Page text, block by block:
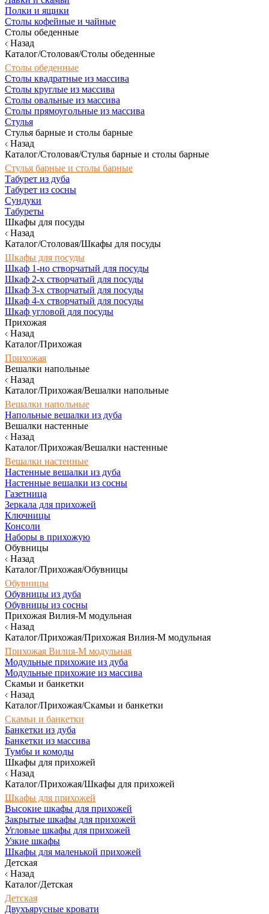
Полки и ящики
Столы кофейные и чайные
Столы обеденные
Назад
Каталог/Столовая/Столы обеденные
Столы обеденные
Столы квадратные из массива
Столы круглые из массива
Столы овальные из массива
Столы прямоугольные из массива
Стулья
Стулья барные и столы барные
Назад
Каталог/Столовая/Стулья барные и столы барные
Стулья барные и столы барные
Табурет из дуба
Табурет из сосны
Сундуки
Табуреты
Шкафы для посуды
Назад
Каталог/Столовая/Шкафы для посуды
Шкафы для посуды
Шкаф 1-но створчатый для посуды
Шкаф 2-х створчатый для посуды
Шкаф 3-х створчатый для посуды
Шкаф 4-х створчатый для посуды
Шкаф угловой для посуды
Прихожая
Назад
Каталог/Прихожая
Прихожая
Вешалки напольные
Назад
Каталог/Прихожая/Вешалки напольные
Вешалки напольные
Напольные вешалки из дуба
Вешалки настенные
Назад
Каталог/Прихожая/Вешалки настенные
Вешалки настенные
Настенные вешалки из дуба
Настенные вешалки из сосны
Газетница
Зеркала для прихожей
Ключницы
Консоли
Наборы в прихожую
Обувницы
Назад
Каталог/Прихожая/Обувницы
Обувницы
Обувницы из дуба
Обувницы из сосны
Прихожая Вилия-М модульная
Назад
Каталог/Прихожая/Прихожая Вилия-М модульная
Прихожая Вилия-М модульная
Модульные прихожие из дуба
Модульные прихожие из массива
Скамьи и банкетки
Назад
Каталог/Прихожая/Скамьи и банкетки
Скамьи и банкетки
Банкетки из дуба
Банкетки из массива
Тумбы и комоды
Шкафы для прихожей
Назад
Каталог/Прихожая/Шкафы для прихожей
Шкафы для прихожей
Высокие шкафы для прихожей
Закрытые шкафы для прихожей
Угловые шкафы для прихожей
Узкие шкафы
Шкафы для маленькой прихожей
Детская
Назад
Каталог/Детская
Детская
Двухъярусные кровати